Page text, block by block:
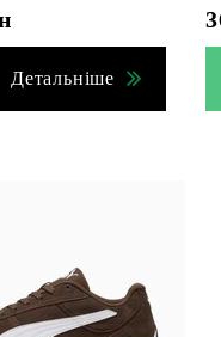
Детальніше